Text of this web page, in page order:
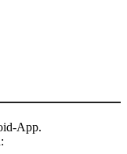
App.